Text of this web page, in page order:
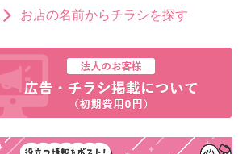
お店の名前からチラシを探す